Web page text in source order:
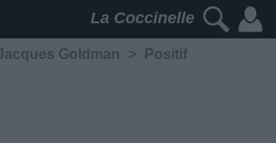
La Coccinelle
Goldman > Positif